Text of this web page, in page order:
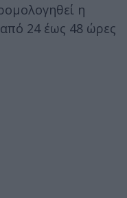
η
24 έως 48 ώρες